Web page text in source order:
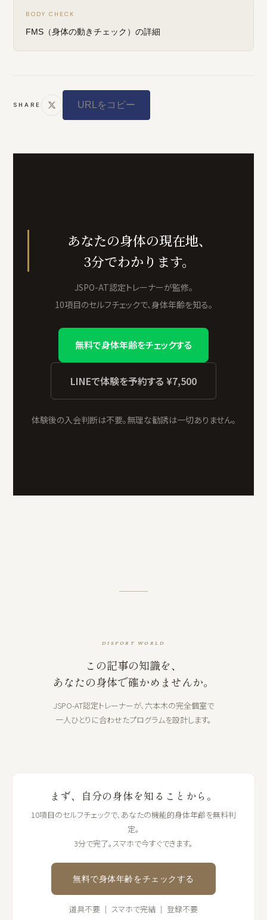
BODY CHECK
FMS（身体の動きチェック）の詳細
SHARE URLをコピー
あなたの身体の現在地、
3分でわかります。
JSPO-AT認定トレーナーが監修。
10項目のセルフチェックで、身体年齢を知る。
無料で身体年齢をチェックする
LINEで体験を予約する ¥7,500
体験後の入会判断は不要。無理な勧誘は一切ありません。
DISPORT WORLD
この記事の知識を、
あなたの身体で確かめませんか。
JSPO-AT認定トレーナーが、六本木の完全個室で
一人ひとりに合わせたプログラムを設計します。
まず、自分の身体を知ることから。
10項目のセルフチェックで、あなたの機能的身体年齢を無料判
定。
3分で完了。スマホで今すぐできます。
無料で身体年齢をチェックする
道具不要 ｜ スマホで完結 ｜ 登録不要